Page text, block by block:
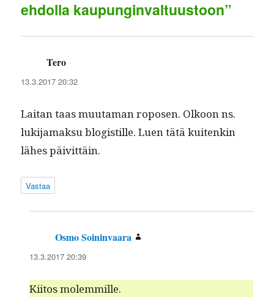
ehdolla kaupunginvaltuustoon”
Tero
13.3.2017 20:32
Lai­tan taas muu­ta­man roposen. Olkoon ns.
luk­i­ja­mak­su blo­gis­tille. Luen tätä kuitenkin
läh­es päivittäin.
Vastaa
Osmo Soininvaara
13.3.2017 20:39
Kiitos molem­mille.